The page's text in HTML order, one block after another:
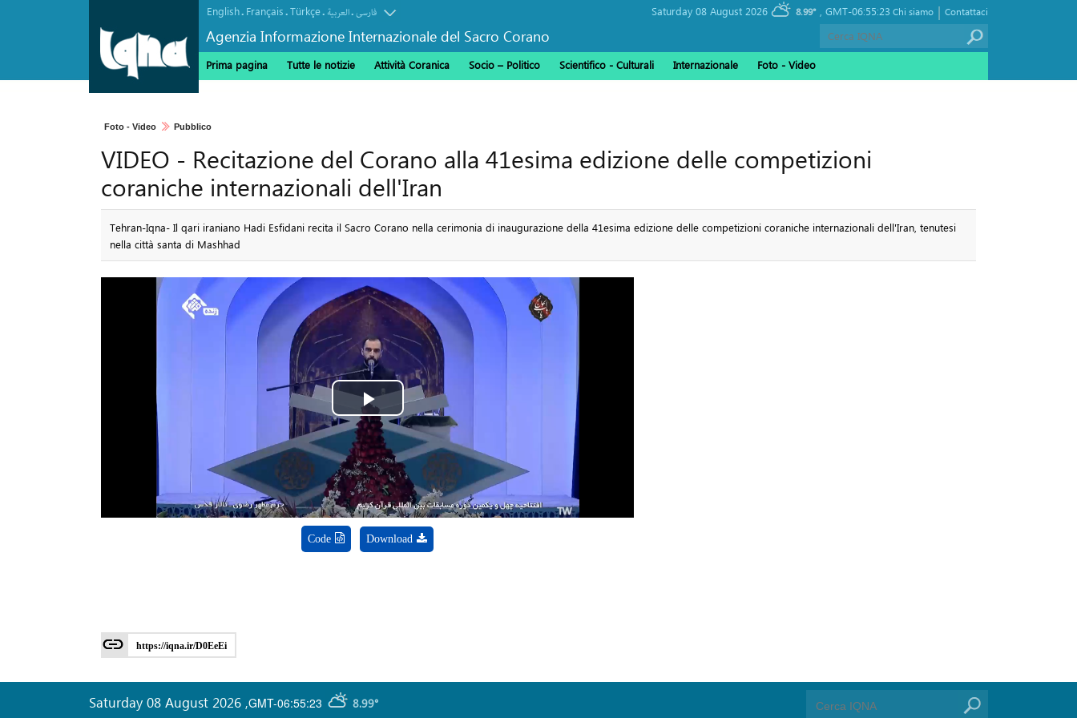
Agenzia Informazione Internazionale del Sacro Corano
English. Français.Türkçe. العربیة.فارسی GMT-06:55:23
8.99° Contattaci
|
Chi siamo
Prima pagina Tutte le notizie Attività Coranica Socio – Politico Scientifico - Culturali Internazionale Foto - Video
Foto - Video Pubblico
VIDEO - Recitazione del Corano alla 41esima edizione delle competizioni
coraniche internazionali dell'Iran
Tehran-Iqna- Il qari iraniano Hadi Esfidani recita il Sacro Corano nella cerimonia di inaugurazione della 41esima edizione delle competizioni coraniche internazionali dell'Iran, tenutesi
nella città santa di Mashhad
Play
Video
Code Download
https://iqna.ir/D0EeEi
GMT-06:55:23 8.99°
Saturday 08 August 2026 ,